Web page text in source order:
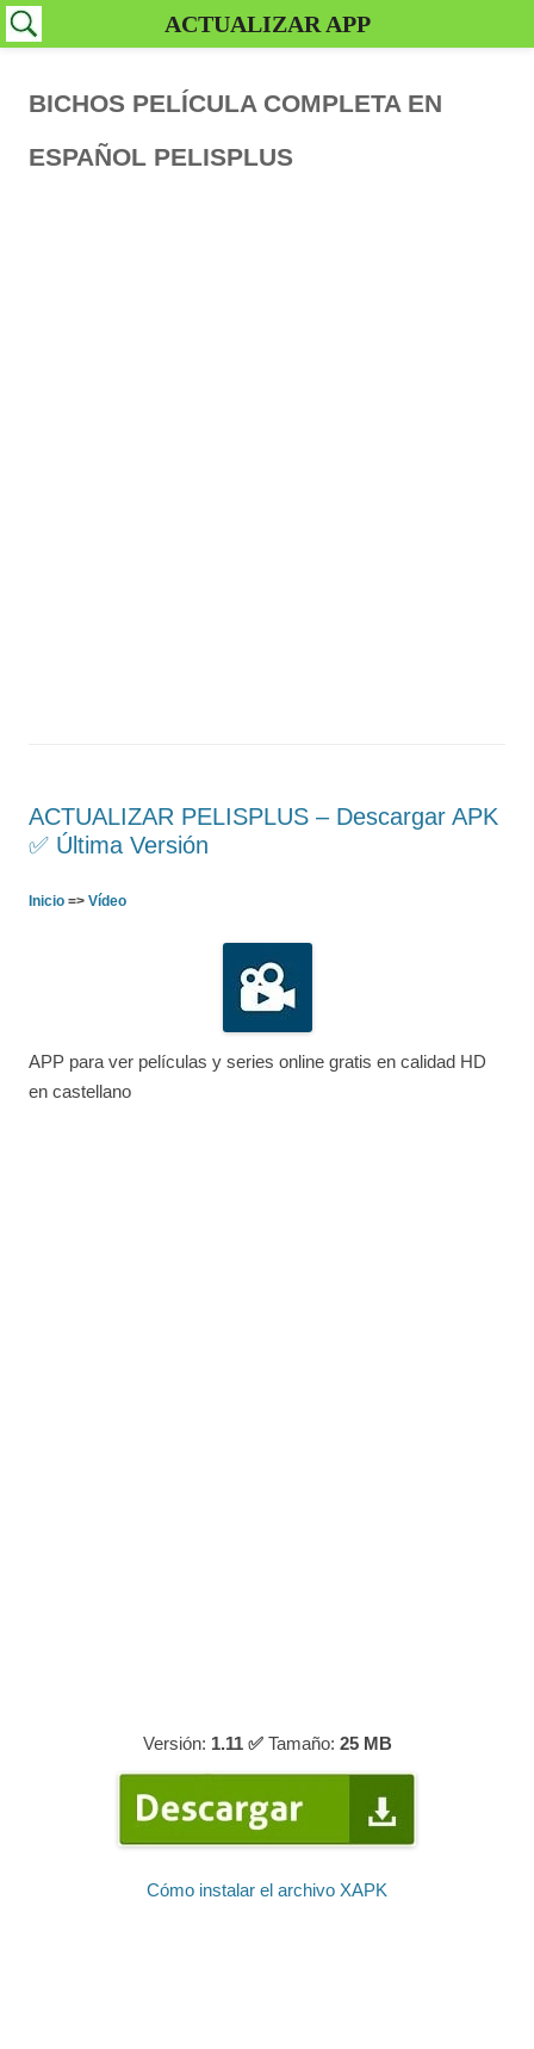
BICHOS PELÍCULA COMPLETA EN
ESPAÑOL PELISPLUS
ACTUALIZAR PELISPLUS – Descargar APK
✅️ Última Versión
Inicio => Vídeo
APP para ver películas y series online gratis en calidad HD
en castellano
Versión: 1.11 ✅ Tamaño: 25 MB
Cómo instalar el archivo XAPK
ACTUALIZAR APP